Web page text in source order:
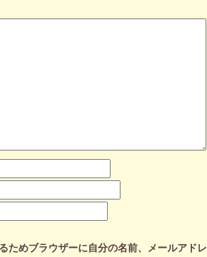
ためブラウザーに自分の名前、メールアドレ